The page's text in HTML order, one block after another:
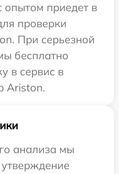
приедет в
проверки
При серьезной
бесплатно
в сервис в
Ariston.
анализа мы